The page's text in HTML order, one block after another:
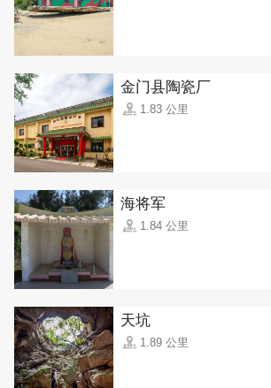
金门县陶瓷厂
1.83 公里
海将军
1.84 公里
天坑
1.89 公里